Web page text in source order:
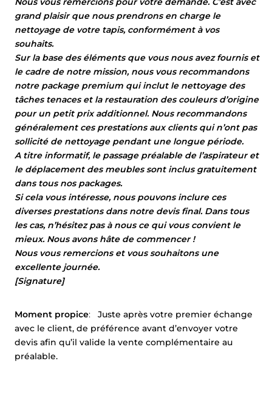
grand plaisir que nous prendrons en charge le
nettoyage de votre tapis, conformément à vos
souhaits.
Sur la base des éléments que vous nous avez fournis et
le cadre de notre mission, nous vous recommandons
notre package premium qui inclut le nettoyage des
tâches tenaces et la restauration des couleurs d’origine
pour un petit prix additionnel. Nous recommandons
généralement ces prestations aux clients qui n’ont pas
sollicité de nettoyage pendant une longue période.
A titre informatif, le passage préalable de l’aspirateur et
le déplacement des meubles sont inclus gratuitement
dans tous nos packages.
Si cela vous intéresse, nous pouvons inclure ces
diverses prestations dans notre devis final. Dans tous
les cas, n’hésitez pas à nous ce qui vous convient le
mieux. Nous avons hâte de commencer !
Nous vous remercions et vous souhaitons une
excellente journée.
[Signature]
Moment propice:
Juste après votre premier échange
avec le client, de préférence avant d’envoyer votre
devis afin qu’il valide la vente complémentaire au
préalable.